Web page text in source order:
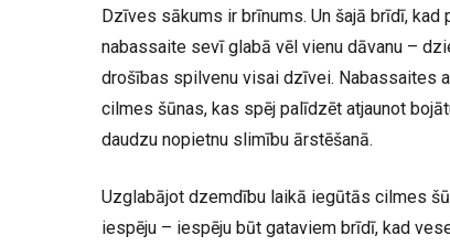
Dzīves sākums ir brīnums. Un šajā brīdī,
nabassaite sevī glabā vēl vienu dāvanu –
drošības spilvenu visai dzīvei. Nabassaites
cilmes šūnas, kas spēj palīdzēt atjaunot
daudzu nopietnu slimību ārstēšanā.
Uzglabājot dzemdību laikā iegūtās cilmes
iespēju – iespēju būt gataviem brīdī, kad